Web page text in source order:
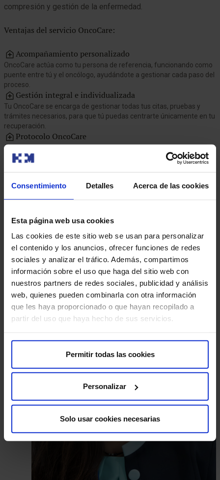
Consentimiento Detalles Acerca de las cookies
Esta página web usa cookies
Las cookies de este sitio web se usan para personalizar
el contenido y los anuncios, ofrecer funciones de redes
sociales y analizar el tráfico. Además, compartimos
información sobre el uso que haga del sitio web con
nuestros partners de redes sociales, publicidad y análisis
web, quienes pueden combinarla con otra información
que les haya proporcionado o que hayan recopilado a
partir del uso que haya hecho de sus servicios.
Permitir todas las cookies
Personalizar
Solo usar cookies necesarias
compresión y gestión de la enfermedad.
Ventajas del servicio OncoCare:
Acompañamiento personalizado
OncoCare actúa como tu persona de referencia, funcionando como
puente entre tú y el oncólogo, ayudándote a gestionar cada paso del
proceso.
Gestión integral e individualizada
Tu OncoCare se encarga de gestionar todas tus citas, pruebas y
trámites necesarios, para que tú puedas centrarte únicamente en tu
recuperación.
Protocolo OncoCare
Ante la sospecha de un tumor, activamos este servicio exclusivo que
garantiza una cita con un oncólogo especializado en menos de 48
[email protected]